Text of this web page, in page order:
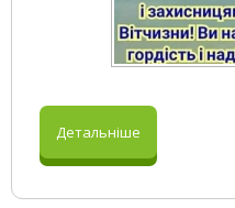
Детальніше